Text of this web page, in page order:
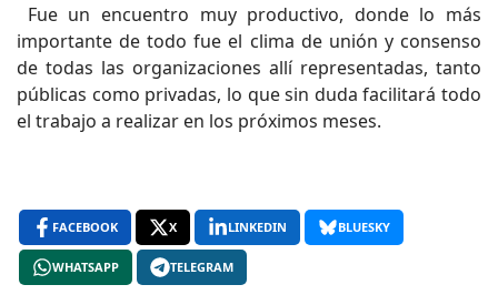
Fue un encuentro muy productivo, donde lo más
importante de todo fue el clima de unión y consenso
de todas las organizaciones allí representadas, tanto
públicas como privadas, lo que sin duda facilitará todo
el trabajo a realizar en los próximos meses.
FACEBOOK X LINKEDIN BLUESKY
WHATSAPP TELEGRAM